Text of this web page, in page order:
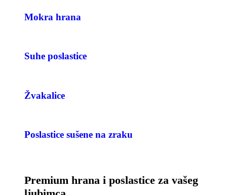
Mokra hrana
Suhe poslastice
Žvakalice
Poslastice sušene na zraku
Premium hrana i poslastice za vašeg